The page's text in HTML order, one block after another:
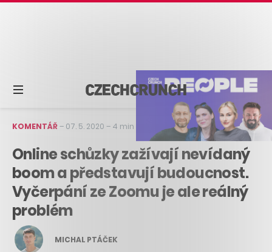
KOMENTÁŘ– 07. 5. 2020 – 4 min čtení
Online schůzky zažívají nevídaný
boom a představují budoucnost.
Vyčerpání ze Zoomu je ale reálný
problém
MICHAL PTÁČEK